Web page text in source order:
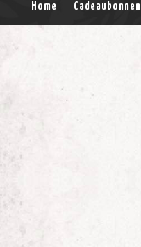
Home Cadeaubonnen